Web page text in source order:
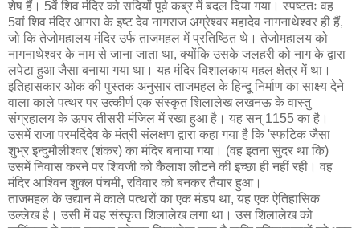
शेष हैं। 5वें शिव मंदिर को सदियों पूर्व कब्र में बदल दिया गया। स्पष्टतः वह
5वां शिव मंदिर आगरा के इष्ट देव नागराज अग्रेश्वर महादेव नागनाथेश्वर ही हैं,
जो कि तेजोमहालय मंदिर उर्फ ताजमहल में प्रतिष्ठित थे। तेजोमहालय को
नागनाथेश्वर के नाम से जाना जाता था, क्योंकि उसके जलहरी को नाग के द्वारा
लपेटा हुआ जैसा बनाया गया था। यह मंदिर विशालकाय महल क्षेत्र में था।
इतिहासकार ओक की पुस्तक अनुसार ताजमहल के हिन्दू निर्माण का साक्ष्य देने
वाला काले पत्थर पर उत्कीर्ण एक संस्कृत शिलालेख लखनऊ के वास्तु
संग्रहालय के ऊपर तीसरी मंजिल में रखा हुआ है। यह सन् 1155 का है।
उसमें राजा परमर्दिदेव के मंत्री संलक्षण द्वारा कहा गया है कि 'स्फटिक जैसा
शुभ्र इन्दुमौलीश्‍वर (शंकर) का मंदिर बनाया गया। (वह इतना सुंदर था कि)
उसमें निवास करने पर शिवजी को कैलाश लौटने की इच्छा ही नहीं रही। वह
मंदिर आश्‍विन शुक्ल पंचमी, रविवार को बनकर तैयार हुआ।
ताजमहल के उद्यान में काले पत्थरों का एक मंडप था, यह एक ऐतिहासिक
उल्लेख है। उसी में वह संस्कृत शिलालेख लगा था। उस शिलालेख को